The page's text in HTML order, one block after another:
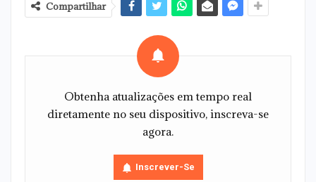
Compartilhar
Obtenha atualizações em tempo real
diretamente no seu dispositivo, inscreva-se
agora.
Inscrever-Se